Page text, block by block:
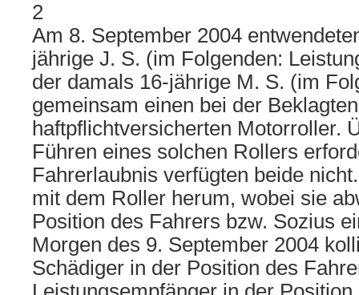
2
Am 8. September 2004
jährige J. S. (im Folgenden:
der damals 16-jährige M. S. (im
gemeinsam einen bei der Beklagten
haftpflichtversicherten Motorroller.
Führen eines solchen Rollers
Fahrerlaubnis verfügten beide
mit dem Roller herum, wobei sie
Position des Fahrers bzw. Sozius
Morgen des 9. September 2004
Schädiger in der Position des